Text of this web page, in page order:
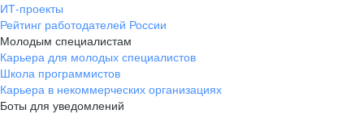
ИТ-проекты
Рейтинг работодателей России
Молодым специалистам
Карьера для молодых специалистов
Школа программистов
Карьера в некоммерческих организациях
Боты для уведомлений